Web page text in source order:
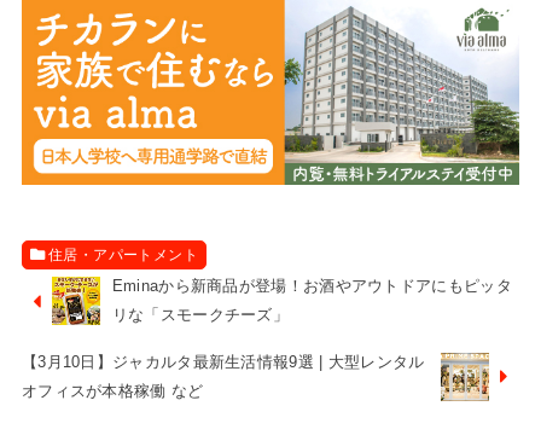
住居・アパートメント
Eminaから新商品が登場！お酒やアウトドアにもピッタ
リな「スモークチーズ」
【3月10日】ジャカルタ最新生活情報9選 | 大型レンタル
オフィスが本格稼働 など